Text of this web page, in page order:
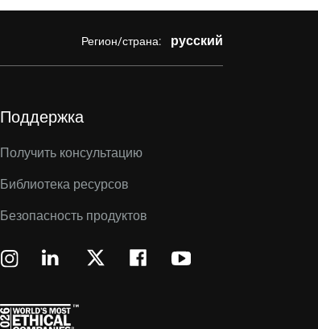
Регион/страна: русский
Поддержка
Получить консультацию
Библиотека ресурсов
Безопасность продуктов